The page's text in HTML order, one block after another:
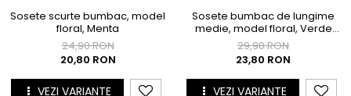
Sosete scurte bumbac, model
floral, Menta
24,90 RON
20,80 RON
VEZI VARIANTE
Sosete bumbac de lungime
medie, model floral, Verde
Inchis
29,90 RON
23,80 RON
VEZI VARIANTE